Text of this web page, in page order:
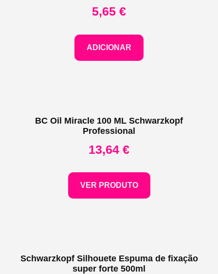
5,65 €
ADICIONAR
BC Oil Miracle 100 ML Schwarzkopf
Professional
13,64 €
VER PRODUTO
Schwarzkopf Silhouete Espuma de fixação
super forte 500ml